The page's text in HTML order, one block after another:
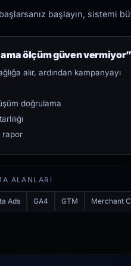
başlayın, sistemi
ölçüm güven
alır, ardından kampanyayı
doğrulama
rapor
ALANLARI
Ads GA4 GTM Merchant